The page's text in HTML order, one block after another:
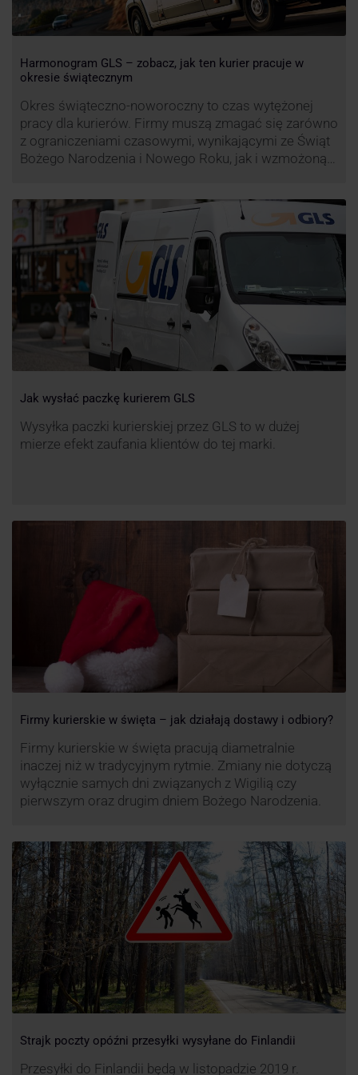
Harmonogram GLS – zobacz, jak ten kurier pracuje w
okresie świątecznym
Okres świąteczno-noworoczny to czas wytężonej
pracy dla kurierów. Firmy muszą zmagać się zarówno
z ograniczeniami czasowymi, wynikającymi ze Świąt
Bożego Narodzenia i Nowego Roku, jak i wzmożoną
firm. Zobacz harmonogram GLS na czas świąteczny!
Jak wysłać paczkę kurierem GLS
Wysyłka paczki kurierskiej przez GLS to w dużej
mierze efekt zaufania klientów do tej marki.
Firmy kurierskie w święta – jak działają dostawy i odbiory?
Firmy kurierskie w święta pracują diametralnie
inaczej niż w tradycyjnym rytmie. Zmiany nie dotyczą
wyłącznie samych dni związanych z Wigilią czy
pierwszym oraz drugim dniem Bożego Narodzenia.
Strajk poczty opóźni przesyłki wysyłane do Finlandii
Przesyłki do Finlandii będą w listopadzie 2019 r.